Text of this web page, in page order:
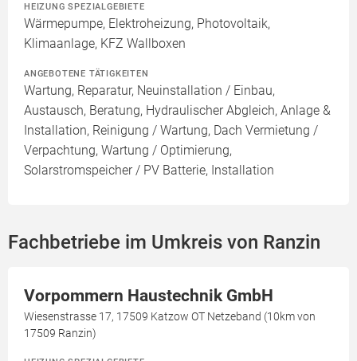
HEIZUNG SPEZIALGEBIETE
Wärmepumpe, Elektroheizung, Photovoltaik,
Klimaanlage, KFZ Wallboxen
ANGEBOTENE TÄTIGKEITEN
Wartung, Reparatur, Neuinstallation / Einbau,
Austausch, Beratung, Hydraulischer Abgleich, Anlage &
Installation, Reinigung / Wartung, Dach Vermietung /
Verpachtung, Wartung / Optimierung,
Solarstromspeicher / PV Batterie, Installation
Fachbetriebe im Umkreis von Ranzin
Vorpommern Haustechnik GmbH
Wiesenstrasse 17, 17509 Katzow OT Netzeband (10km von
17509 Ranzin)